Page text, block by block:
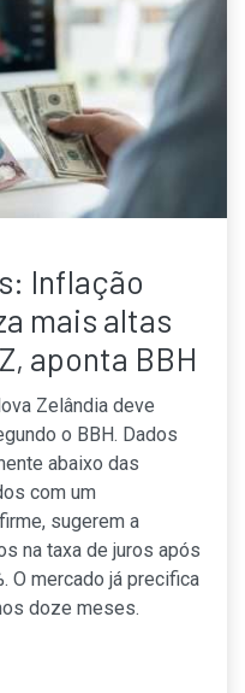
Inflação
mais altas
aponta BBH
Zelândia deve
o BBH. Dados
abaixo das
com um
sugerem a
na taxa de juros após
O mercado já precifica
doze meses.